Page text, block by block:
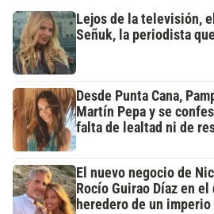
Lejos de la televisión,
Señuk, la periodista
Desde Punta Cana,
Martín Pepa y se
falta de lealtad ni de
El nuevo negocio de
Rocío Guirao Díaz en
heredero de un